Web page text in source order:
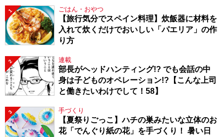
1 ごはん・おやつ
【旅行気分でスペイン料理】炊飯器に材料を
入れて炊くだけでおいしい「パエリア」の作
り方
2 連載
部長がヘッドハンティング!? でも会話の中
身は子どものオペレーション!?【こんな上司
と働きたいわけでして！58】
3 手づくり
【夏祭りごっこ】ハチの巣みたいな立体のお
花「でんぐり紙の花」を手づくり！ 暑い日